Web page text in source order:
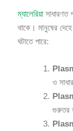
ম্যালেরিয়াসাধারণত
থাকে। মানুষের
ঘটাতে পারে:
ও
গুরুতর